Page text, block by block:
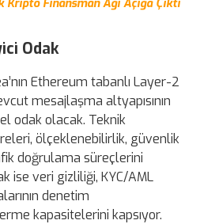
Finansman Ağı Açığa Çıktı
Odak
Ethereum tabanlı Layer-2
mesajlaşma altyapısının
odak olacak. Teknik
ölçeklenebilirlik, güvenlik
doğrulama süreçlerini
ise veri gizliliği, KYC/AML
denetim
kapasitelerini kapsıyor.